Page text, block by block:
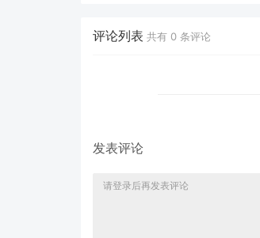
评论列表 共有 0 条评论
发表评论